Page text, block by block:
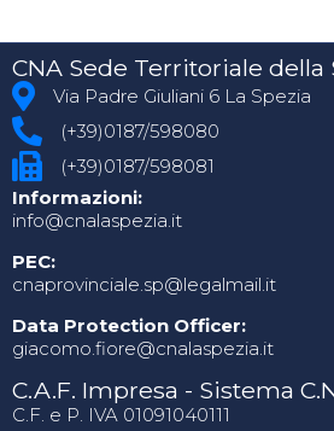
CNA Sede Territoriale della
Via Padre Giuliani 6 La Spezia
(+39)0187/598080
(+39)0187/598081
Informazioni:
info@cnalaspezia.it
PEC:
cnaprovinciale.sp@legalmail.it
Data Protection Officer:
giacomo.fiore@cnalaspezia.it
C.A.F. Impresa - Sistema
C.F. e P. IVA 01091040111